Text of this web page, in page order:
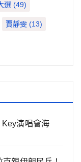
選 (49)
賈靜雯 (13)
演唱會海